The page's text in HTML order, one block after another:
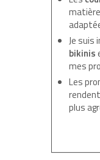
Je suis
bikinis
mes
Les
plus